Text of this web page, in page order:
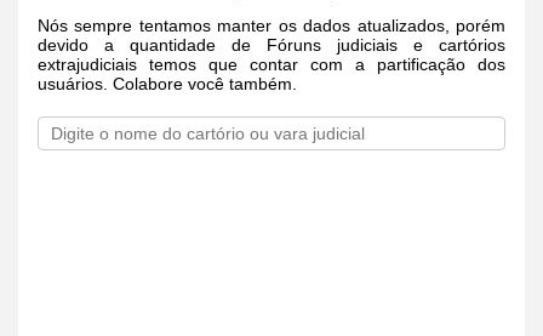
Nós sempre tentamos manter os dados atualizados, porém
devido a quantidade de Fóruns judiciais e cartórios
extrajudiciais temos que contar com a partificação dos
usuários. Colabore você também.